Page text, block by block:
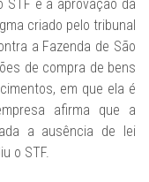
STF e a aprovação da
criado pelo tribunal
a Fazenda de São
de compra de bens
em que ela é
afirma que a
a ausência de lei
o STF.